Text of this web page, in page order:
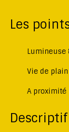
Les
Lumineuse
Vie de
A proximité